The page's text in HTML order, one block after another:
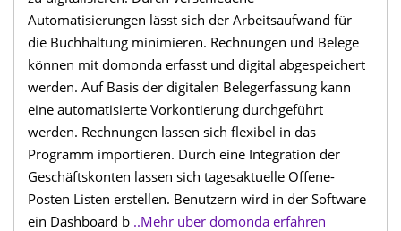
Automatisierungen lässt sich der Arbeitsaufwand für
die Buchhaltung minimieren. Rechnungen und Belege
können mit domonda erfasst und digital abgespeichert
werden. Auf Basis der digitalen Belegerfassung kann
eine automatisierte Vorkontierung durchgeführt
werden. Rechnungen lassen sich flexibel in das
Programm importieren. Durch eine Integration der
Geschäftskonten lassen sich tagesaktuelle Offene-
Posten Listen erstellen. Benutzern wird in der Software
ein Dashboard b ..Mehr über domonda erfahren